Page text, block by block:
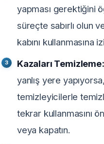
yapması gerektiğini
süreçte sabırlı olun
kabını kullanmasına
Kazaları Temizleme:
yanlış yere
temizleyicilerle
tekrar kullanmasını
veya kapatın.